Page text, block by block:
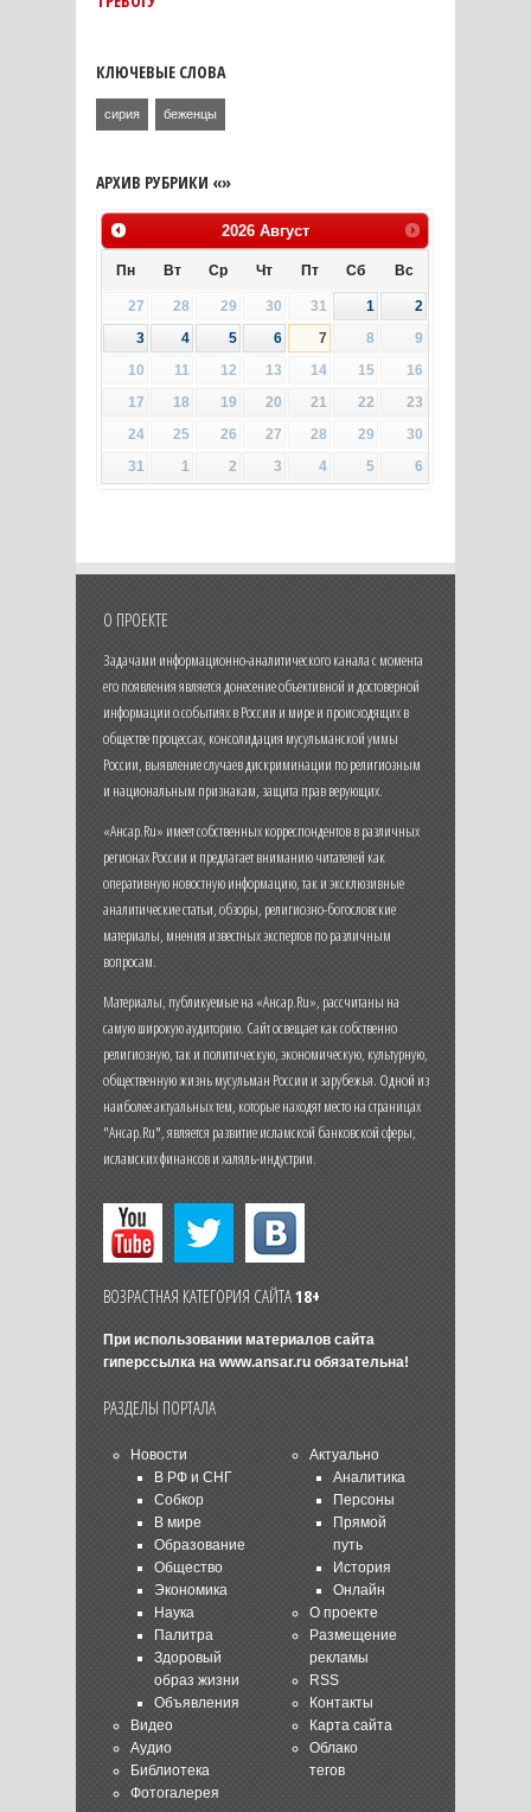
КЛЮЧЕВЫЕ СЛОВА
сирия беженцы
АРХИВ РУБРИКИ «»
2026 Август
Пн Вт Ср Чт Пт Сб Вс
27 28 29 30 31 1
2
3
4 5 6 7 8
9
10
11 12 13 14 15
16
17
18 19 20 21 22
23
24
25 26 27 28 29
30
31
1 2 3 4 5 6
О ПРОЕКТЕ
Задачами информационно-аналитического канала с момента
его появления является донесение объективной и достоверной
информации о событиях в России и мире и происходящих в
обществе процессах, консолидация мусульманской уммы
России, выявление случаев дискриминации по религиозным
и национальным признакам, защита прав верующих.
«Ансар.Ru» имеет собственных корреспондентов в различных
регионах России и предлагает вниманию читателей как
оперативную новостную информацию, так и эксклюзивные
аналитические статьи, обзоры, религиозно-богословские
материалы, мнения известных экспертов по различным
вопросам.
Материалы, публикуемые на «Ансар.Ru», рассчитаны на
самую широкую аудиторию. Сайт освещает как собственно
религиозную, так и политическую, экономическую, культурную,
общественную жизнь мусульман России и зарубежья. Одной из
наиболее актуальных тем, которые находят место на страницах
"Ансар.Ru", является развитие исламской банковской сферы,
исламских финансов и халяль-индустрии.
ВОЗРАСТНАЯ КАТЕГОРИЯ САЙТА18+
При использовании материалов сайта
гиперссылка на www.ansar.ruобязательна!
РАЗДЕЛЫ ПОРТАЛА
Новости
В РФ и СНГ
Собкор
В мире
Образование
Общество
Экономика
Наука
Палитра
Здоровый
образ жизни
Объявления
Видео
Аудио
Библиотека
Фотогалерея
Актуально
Аналитика
Персоны
Прямой
путь
История
Онлайн
О проекте
Размещение
рекламы
RSS
Контакты
Карта сайта
Облако
тегов